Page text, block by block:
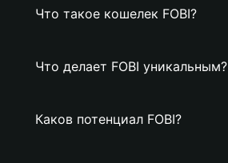
Что такое кошелек FOBI?
Что делает FOBI уникальным?
Каков потенциал FOBI?